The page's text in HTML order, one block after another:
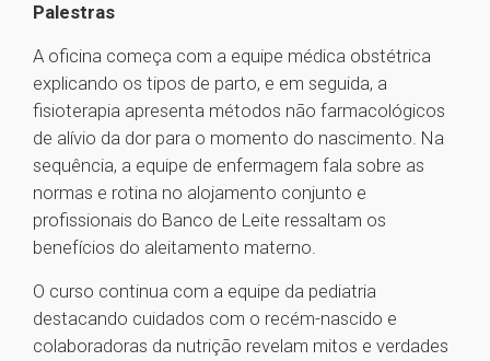
Palestras
A oficina começa com a equipe médica obstétrica
explicando os tipos de parto, e em seguida, a
fisioterapia apresenta métodos não farmacológicos
de alívio da dor para o momento do nascimento. Na
sequência, a equipe de enfermagem fala sobre as
normas e rotina no alojamento conjunto e
profissionais do Banco de Leite ressaltam os
benefícios do aleitamento materno.
O curso continua com a equipe da pediatria
destacando cuidados com o recém-nascido e
colaboradoras da nutrição revelam mitos e verdades